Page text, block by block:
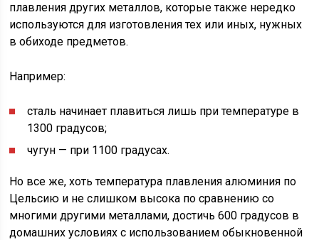
плавления других металлов, которые также нередко
используются для изготовления тех или иных, нужных
в обиходе предметов.
Например:
сталь начинает плавиться лишь при температуре в
1300 градусов;
чугун — при 1100 градусах.
Но все же, хоть температура плавления алюминия по
Цельсию и не слишком высока по сравнению со
многими другими металлами, достичь 600 градусов в
домашних условиях с использованием обыкновенной